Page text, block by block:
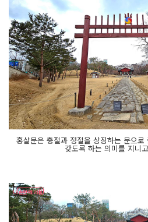
홍살문은 충절과 정절을 상징하는 문으
갖도록 하는 의미를 지니